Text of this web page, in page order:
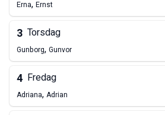
Erna, Ernst
3 Torsdag
Gunborg, Gunvor
4 Fredag
Adriana, Adrian